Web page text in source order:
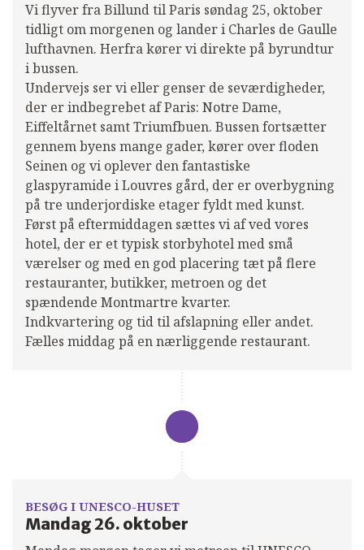
Vi flyver fra Billund til Paris søndag 25, oktober
tidligt om morgenen og lander i Charles de Gaulle
lufthavnen. Herfra kører vi direkte på byrundtur
i bussen.
Undervejs ser vi eller genser de seværdigheder,
der er indbegrebet af Paris: Notre Dame,
Eiffeltårnet samt Triumfbuen. Bussen fortsætter
gennem byens mange gader, kører over floden
Seinen og vi oplever den fantastiske
glaspyramide i Louvres gård, der er overbygning
på tre underjordiske etager fyldt med kunst.
Først på eftermiddagen sættes vi af ved vores
hotel, der er et typisk storbyhotel med små
værelser og med en god placering tæt på flere
restauranter, butikker, metroen og det
spændende Montmartre kvarter.
Indkvartering og tid til afslapning eller andet.
Fælles middag på en nærliggende restaurant.
BESØG I UNESCO-HUSET
Mandag 26. oktober